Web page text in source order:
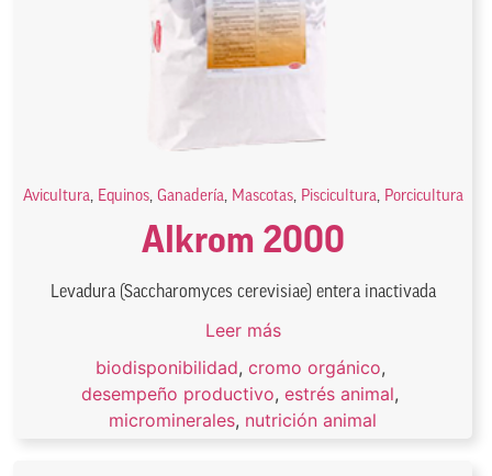
Avicultura, Equinos, Ganadería, Mascotas, Piscicultura, Porcicultura
Alkrom 2000
Levadura (Saccharomyces cerevisiae) entera inactivada
Leer más
biodisponibilidad, cromo orgánico,
desempeño productivo, estrés animal,
microminerales, nutrición animal